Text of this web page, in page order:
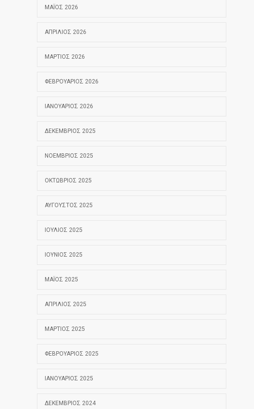
ΜΆΙΟΣ 2026
ΑΠΡΊΛΙΟΣ 2026
ΜΆΡΤΙΟΣ 2026
ΦΕΒΡΟΥΆΡΙΟΣ 2026
ΙΑΝΟΥΆΡΙΟΣ 2026
ΔΕΚΈΜΒΡΙΟΣ 2025
ΝΟΈΜΒΡΙΟΣ 2025
ΟΚΤΏΒΡΙΟΣ 2025
ΑΎΓΟΥΣΤΟΣ 2025
ΙΟΎΛΙΟΣ 2025
ΙΟΎΝΙΟΣ 2025
ΜΆΙΟΣ 2025
ΑΠΡΊΛΙΟΣ 2025
ΜΆΡΤΙΟΣ 2025
ΦΕΒΡΟΥΆΡΙΟΣ 2025
ΙΑΝΟΥΆΡΙΟΣ 2025
ΔΕΚΈΜΒΡΙΟΣ 2024